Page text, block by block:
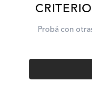
Probá con